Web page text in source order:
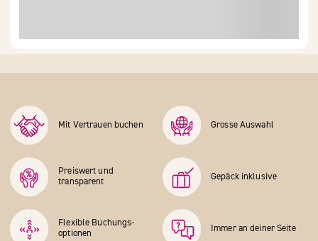
Mit Vertrauen buchen Grosse Auswahl
Preiswert und
transparent
Gepäck inklusive
Flexible Buchungs­
optionen
Immer an deiner Seite